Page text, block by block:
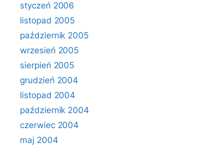
styczeń 2006
listopad 2005
październik 2005
wrzesień 2005
sierpień 2005
grudzień 2004
listopad 2004
październik 2004
czerwiec 2004
maj 2004